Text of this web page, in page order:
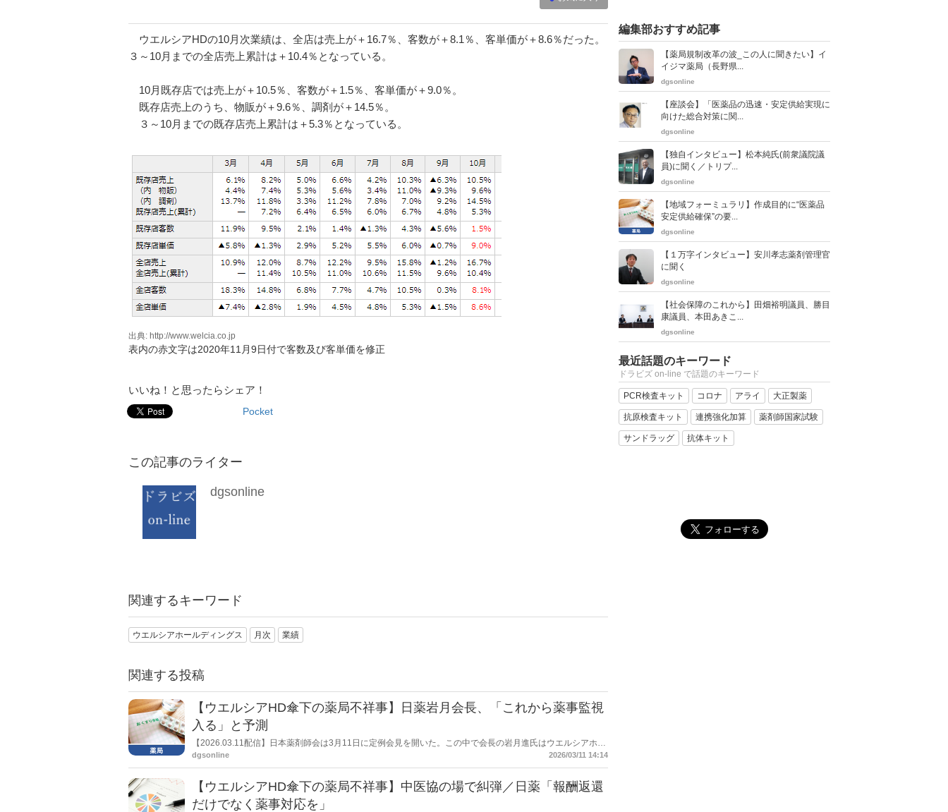
ウエルシアHDの10月次業績は、全店は売上が＋16.7％、客数が＋8.1％、客単価が＋8.6％だった。
３～10月までの全店売上累計は＋10.4％となっている。
10月既存店では売上が＋10.5％、客数が＋1.5％、客単価が＋9.0％。
既存店売上のうち、物販が＋9.6％、調剤が＋14.5％。
３～10月までの既存店売上累計は＋5.3％となっている。
出典: http://www.welcia.co.jp
表内の赤文字は2020年11月9日付で客数及び客単価を修正
いいね！と思ったらシェア！
Pocket
この記事のライター
dgsonline
関連するキーワード
ウエルシアホールディングス 月次 業績
関連する投稿
【ウエルシアHD傘下の薬局不祥事】日薬岩月会長、「これから薬事監視
入る」と予測
【2026.03.11配信】日本薬剤師会は3月11日に定例会見を開いた。この中で会長の岩月進氏はウエルシアホー
ルディングス子会社のコクミンにおける薬局不祥事について言及し、「おそらくこれから地元の厚生局などか
dgsonline 2026/03/11 14:14
【ウエルシアHD傘下の薬局不祥事】中医協の場で糾弾／日薬「報酬返還
だけでなく薬事対応を」
編集部おすすめ記事
【薬局規制改革の波_この人に聞きたい】イ
イジマ薬局（長野県...
dgsonline
【座談会】「医薬品の迅速・安定供給実現に
向けた総合対策に関...
dgsonline
【独自インタビュー】松本純氏(前衆議院議
員)に聞く／トリプ...
dgsonline
【地域フォーミュラリ】作成目的に“医薬品
安定供給確保”の要...
dgsonline
【１万字インタビュー】安川孝志薬剤管理官
に聞く
dgsonline
【社会保障のこれから】田畑裕明議員、勝目
康議員、本田あきこ...
dgsonline
最近話題のキーワード
ドラビズ on-line で話題のキーワード
PCR検査キット コロナ アライ 大正製薬
抗原検査キット 連携強化加算 薬剤師国家試験
サンドラッグ 抗体キット